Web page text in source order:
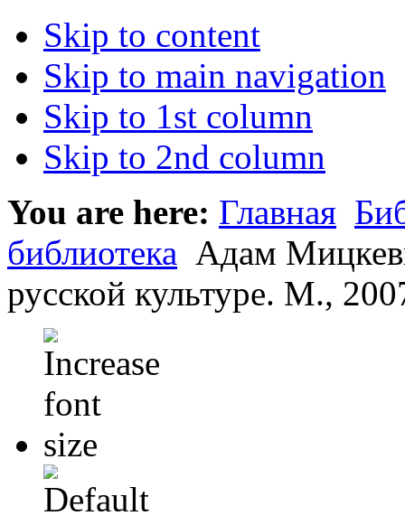
Skip to content
Skip to main navigation
Skip to 1st column
Skip to 2nd column
You are here: Главная
библиотека Адам
русской культуре. М.,